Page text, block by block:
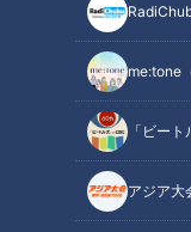
me:tone
「ビート
アジア大
魚鱗癬は他人にうつり
体のどこが一番かゆい
いてみると。～定期配
ュメンタリー「ピエロ
た息子」第74話